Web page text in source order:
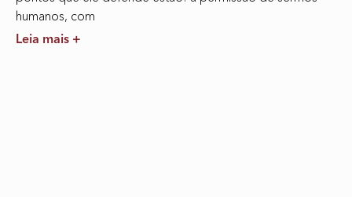
humanos, com
Leia mais +